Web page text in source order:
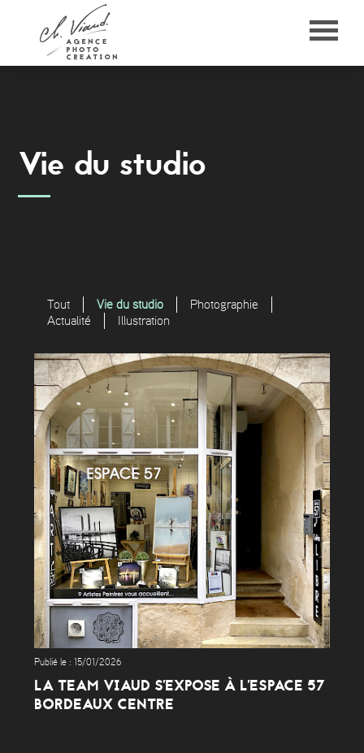
Vie du studio
Tout Vie du studio
Photographie
Actualité
Illustration
Publié le : 15/01/2026
LA TEAM VIAUD S'EXPOSE À L'ESPACE 57
BORDEAUX CENTRE
Panneau de gestion des cookies